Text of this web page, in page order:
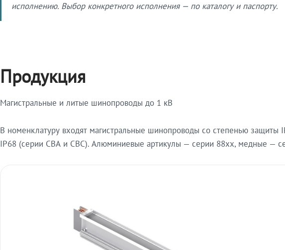
исполнению. Выбор конкретного исполнения — по каталогу и паспорту.
Продукция
Магистральные и литые шинопроводы до 1 кВ
В номенклатуру входят магистральные шинопроводы со степенью
IP68 (серии СВА и СВС). Алюминиевые артикулы — серии 88xx, медные —